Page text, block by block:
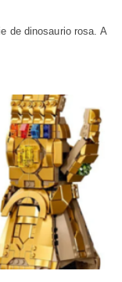
de dinosaurio rosa. A